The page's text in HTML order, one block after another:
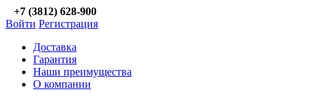
+7 (3812) 628-900
Войти Регистрация
Доставка
Гарантия
Наши преимущества
О компании